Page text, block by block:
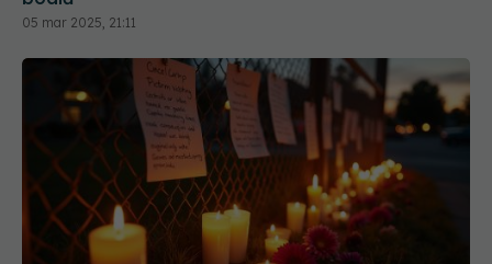
Câți oameni au murit, de fapt, de COVID?
Adevărul nespus despre numărul real al deceselor